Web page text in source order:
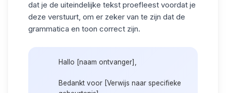
dat je de uiteindelijke tekst proefleest voordat je
deze verstuurt, om er zeker van te zijn dat de
grammatica en toon correct zijn.
Hallo [naam ontvanger],
Bedankt voor [Verwijs naar specifieke